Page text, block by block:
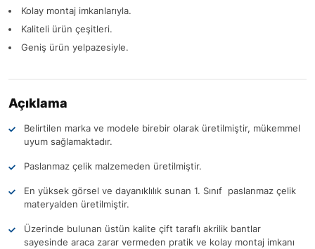
Kolay montaj imkanlarıyla.
Kaliteli ürün çeşitleri.
Geniş ürün yelpazesiyle.
Açıklama
Belirtilen marka ve modele birebir olarak üretilmiştir, mükemmel
uyum sağlamaktadır.
Paslanmaz çelik malzemeden üretilmiştir.
En yüksek görsel ve dayanıklılık sunan 1. Sınıf paslanmaz çelik
materyalden üretilmiştir.
Üzerinde bulunan üstün kalite çift taraflı akrilik bantlar
sayesinde araca zarar vermeden pratik ve kolay montaj imkanı